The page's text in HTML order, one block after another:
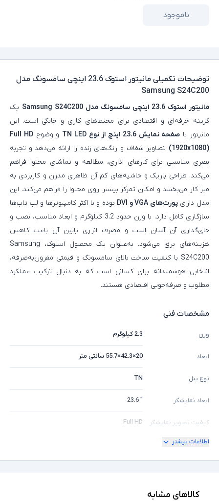
ناموجود
توضیحات تکمیلی
مانیتور استوک 23.6 اینچی سامسونگ مدل
Samsung S24C200
مانیتور استوک 23.6 اینچی سامسونگ مدل Samsung S24C200
یک
گزینه حرفه‌ای و اقتصادی برای محیط‌های کاری و خانگی است. این
مانیتور با صفحه نمایش 23.6 اینچ از نوع TN LED و وضوحFull HD
(1920x1080) تصاویر شفاف و رنگ‌های زنده را ارائه می‌دهد و تجربه
بصری مناسبی برای کارهای اداری، مطالعه و تماشای محتوا فراهم
می‌کند. طراحی باریک و حاشیه‌های کم آن ظاهری مدرن و کاربردی به
میز کار می‌بخشد و امکان تمرکز بیشتر روی محتوا را فراهم می‌کند. این
مدل دارایپورت‌های VGA و DVI
بوده و با اکثر کامپیوترها و لپ‌ تاپ‌ها
سازگاری کامل دارد. با وزن حدود 3.2 کیلوگرم و ابعاد مناسب، نصب و
جای‌گذاری آن آسان است و مصرف انرژی پایین آن باعث کاهش
هزینه‌های برق می‌شود. به‌عنوان یک محصول استوک، Samsung
S24C200 با کیفیت ساخت بالای سامسونگ و قیمتی مقرون‌به‌صرفه،
انتخابی هوشمندانه برای کسانی است که به دنبال ترکیب عملکرد
مطلوب و صرفه‌جویی اقتصادی هستند.
مشخصات فنی
وزن 2.3 کیلوگرم
ابعاد 20×42.3×55.7 سانتی متر
نوع پنل TN
ابعاد نمایشگر " 23.6
کیفیت تصویر نمایشگر Full HD
درگاه های ارتباطی
اطلاعات بیشتر
کالاهای مشابه